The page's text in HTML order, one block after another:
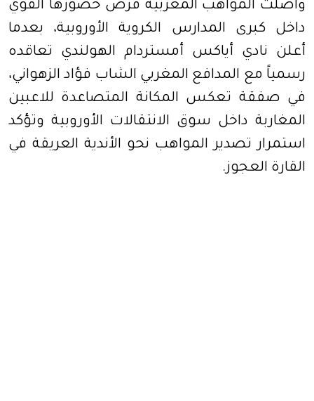
واصلت المواهب المغربية فرض حضورها القوي
داخل كبرى المدارس الكروية الأوروبية، بعدما
أعلن نادي أياكس أمستردام الهولندي تعاقده
رسمياً مع المدافع المغربي الشاب فؤاد الزهواني،
في صفقة تعكس المكانة المتصاعدة للاعبين
المغاربة داخل سوق الانتقالات الأوروبية وتؤكد
استمرار تصدير المواهب نحو الأندية العريقة في
القارة العجوز.